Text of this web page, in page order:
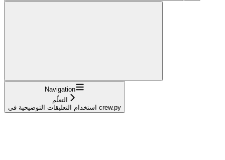
Navigation
التعلّم
استخدام التعليقات التوضيحية في crew.py